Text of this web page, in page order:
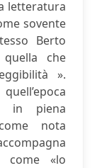
letteratura
sovente
Berto
che
».
in piena
nota
come «lo